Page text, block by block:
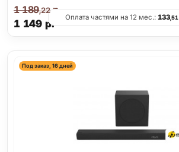
1 149 р.
1 189,22р.
Оплата частями на 12 мес.:133,51
Под заказ, 16 дней